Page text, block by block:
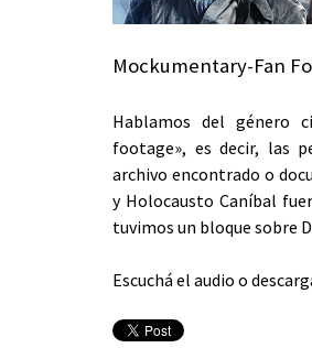
Mockumentary-Fan
Hablamos del género
footage», es decir, las
archivo encontrado o
y Holocausto Caníbal
tuvimos un bloque sobre
Escuchá el audio o